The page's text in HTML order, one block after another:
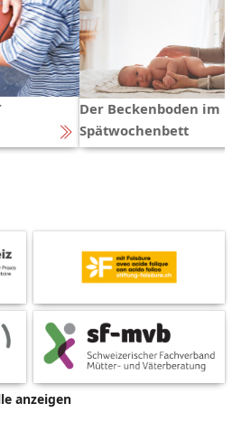
Der Beckenboden im
Spätwochenbett
anzeigen